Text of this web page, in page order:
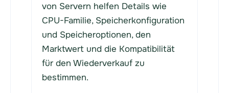
von Servern helfen Details wie
CPU-Familie, Speicherkonfiguration
und Speicheroptionen, den
Marktwert und die Kompatibilität
für den Wiederverkauf zu
bestimmen.